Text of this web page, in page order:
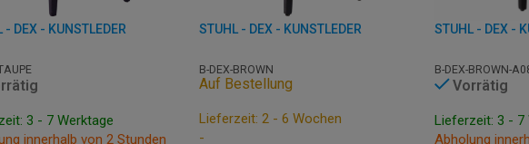
- DEX - KUNSTLEDER
3 - 7 Werktage
innerhalb von 2 Stunden
STUHL - DEX - KUNSTLEDER
B-DEX-BROWN
Auf Bestellung
Lieferzeit: 2 - 6 Wochen
-
STUHL - DEX -
B-DEX-BROWN-
Vorrätig
Lieferzeit: 3 - 7
Abholung